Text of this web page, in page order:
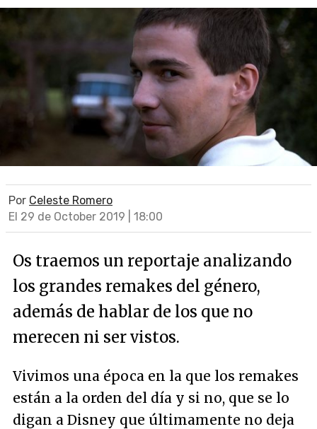
Por Celeste Romero
El 29 de October 2019 | 18:00
Os traemos un reportaje analizando
los grandes remakes del género,
además de hablar de los que no
merecen ni ser vistos.
Vivimos una época en la que los remakes
están a la orden del día y si no, que se lo
digan a Disney que últimamente no deja